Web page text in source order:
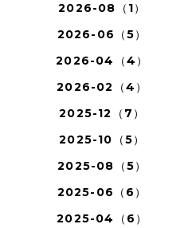
2026-08（1）
2026-06（5）
2026-04（4）
2026-02（4）
2025-12（7）
2025-10（5）
2025-08（5）
2025-06（6）
2025-04（6）